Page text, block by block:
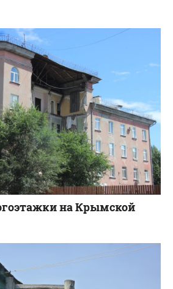
на Крымской